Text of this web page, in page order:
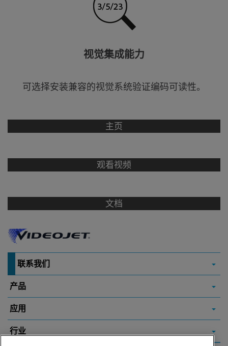
视觉集成能力
可选择安装兼容的视觉系统验证编码可读性。
主页
观看视频
文档
联系我们
产品
应用
行业